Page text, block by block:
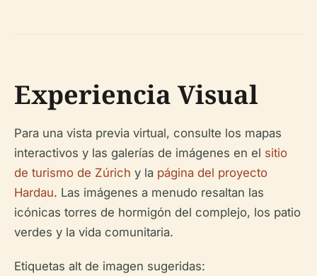
Experiencia Visual
Para una vista previa virtual, consulte los mapas
interactivos y las galerías de imágenes en el sitio
de turismo de Zúrich y la página del proyecto
Hardau. Las imágenes a menudo resaltan las
icónicas torres de hormigón del complejo, los patio
verdes y la vida comunitaria.
Etiquetas alt de imagen sugeridas: